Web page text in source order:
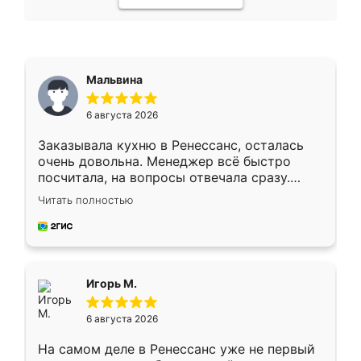
Мальвина
6 августа 2026
Заказывала кухню в Ренессанс, осталась
очень довольна. Менеджер всё быстро
посчитала, на вопросы отвечала сразу.
Замерщик приехал в субботу, подошёл к
делу со всей ответственностью. Собрали
за день, ребята работали аккуратно, даже
Читать полностью
Игорь М.
6 августа 2026
На самом деле в Ренессанс уже не первый